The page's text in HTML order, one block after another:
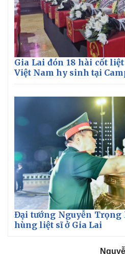
Thể thao
Bóng đá
Lịch thi đấu bóng đá
Thế giới thể thao
Gia Lai đón 18 hài cốt
Việt Nam hy sinh tại
Đại tướng Nguyễn Trọng
hùng liệt sĩ ở Gia Lai